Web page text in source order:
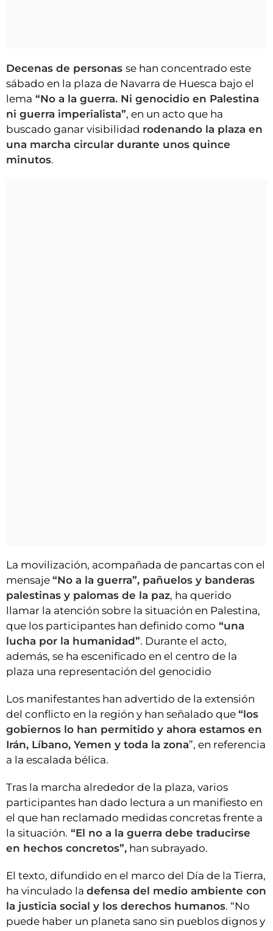
CLUB DEL AMIGO MILITANTE
INICIAR SESIÓN
Decenas de personas se han concentrado este
sábado en la plaza de Navarra de Huesca bajo el
lema “No a la guerra. Ni genocidio en Palestina
ni guerra imperialista”, en un acto que ha
buscado ganar visibilidad rodenando la plaza en
una marcha circular durante unos quince
minutos.
La movilización, acompañada de pancartas con el
mensaje “No a la guerra”, pañuelos y banderas
palestinas y palomas de la paz, ha querido
llamar la atención sobre la situación en Palestina,
que los participantes han definido como “una
lucha por la humanidad”. Durante el acto,
además, se ha escenificado en el centro de la
plaza una representación del genocidio
Los manifestantes han advertido de la extensión
del conflicto en la región y han señalado que “los
gobiernos lo han permitido y ahora estamos en
Irán, Líbano, Yemen y toda la zona”, en referencia
a la escalada bélica.
Tras la marcha alrededor de la plaza, varios
participantes han dado lectura a un manifiesto en
el que han reclamado medidas concretas frente a
la situación. “El no a la guerra debe traducirse
en hechos concretos”, han subrayado.
El texto, difundido en el marco del Día de la Tierra,
ha vinculado la defensa del medio ambiente con
la justicia social y los derechos humanos. “No
puede haber un planeta sano sin pueblos dignos y